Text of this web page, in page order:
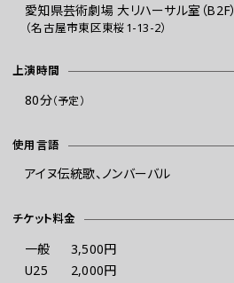
愛知県芸術劇場 大リハーサル室（B2F）
（名古屋市東区東桜1-13-2）
上演時間
80分（予定）
使用言語
アイヌ伝統歌、ノンバーバル
チケット料金
一般
3,500円
U25
2,000円